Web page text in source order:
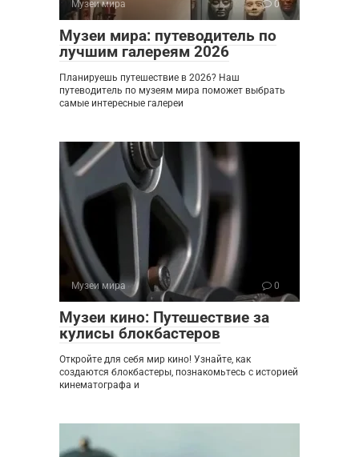
Музеи мира 0
Музеи мира: путеводитель по
лучшим галереям 2026
Планируешь путешествие в 2026? Наш
путеводитель по музеям мира поможет выбрать
самые интересные галереи
Музеи мира 0
Музеи кино: Путешествие за
кулисы блокбастеров
Откройте для себя мир кино! Узнайте, как
создаются блокбастеры, познакомьтесь с историей
кинематографа и